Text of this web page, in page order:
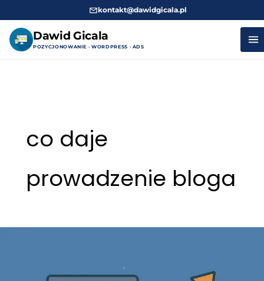
kontakt@dawidgicala.pl
Dawid Gicala
POZYCJONOWANIE · WORDPRESS · ADS
co daje
prowadzenie bloga